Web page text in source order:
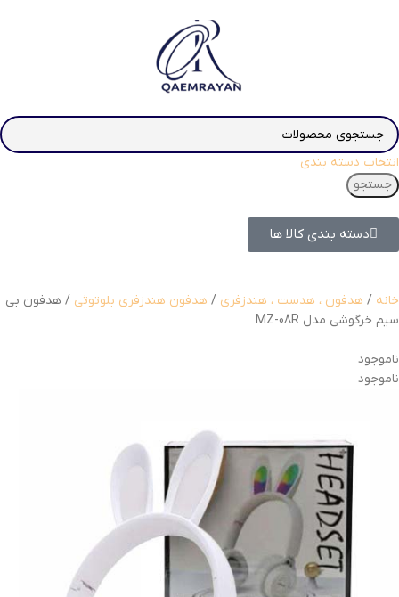
انتخاب دسته بندی
جستجو
دسته بندی کالا ها
خانه هدفون ، هدست ، هندزفری هدفون هندزفری بلوتوثی
هدفون بی
سیم خرگوشی مدل MZ-08R
ناموجود
ناموجود